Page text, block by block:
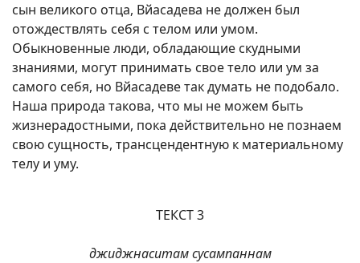
сын великого отца, Вйасадева не должен был
отождествлять себя с телом или умом.
Обыкновенные люди, обладающие скудными
знаниями, могут принимать свое тело или ум за
самого себя, но Вйасадеве так думать не подобало.
Наша природа такова, что мы не можем быть
жизнерадостными, пока действительно не познаем
свою сущность, трансцендентную к материальному
телу и уму.
ТЕКСТ 3
джиджнаситам сусампаннам